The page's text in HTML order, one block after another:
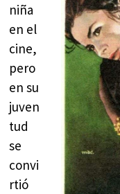
niña
en el
cine,
pero
en su
juven
tud
se
convi
rtió